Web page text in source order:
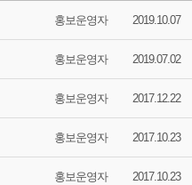
홍보운영자 2019.10.07
홍보운영자 2019.07.02
홍보운영자 2017.12.22
홍보운영자 2017.10.23
홍보운영자 2017.10.23